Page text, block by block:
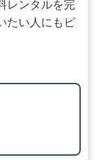
レンタルを完
たい人にもピ